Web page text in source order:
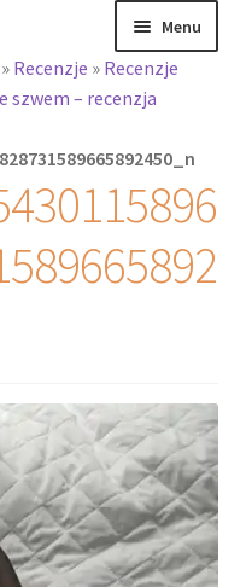
Menu
» Recenzje » Recenzje
szwem – recenzja